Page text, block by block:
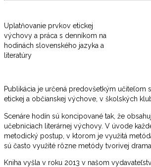
Uplatňovanie prvkov etickej
výchovy a práca s denníkom na
hodinách slovenského jazyka a
literatúry
Publikácia je určená predovšetkým učiteľom
etickej a občianskej výchove, v školských
Scenáre hodín sú koncipované tak, že
učebniciach literárnej výchovy. V úvode
metodický postup, v ktorom je využitá
sú často využité rôzne metódy tvorivej
Kniha vyšla v roku 2013 v našom